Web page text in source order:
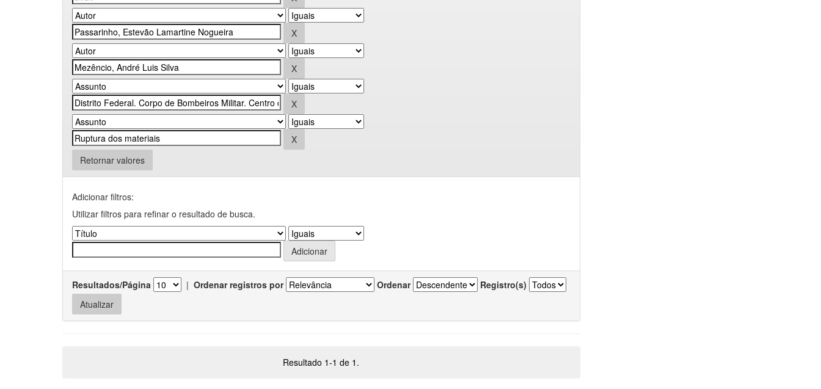
Retornar valores
Adicionar filtros:
Utilizar filtros para refinar o resultado de busca.
Resultados/Página | Ordenar registros por Ordenar Registro(s)
Resultado 1-1 de 1.